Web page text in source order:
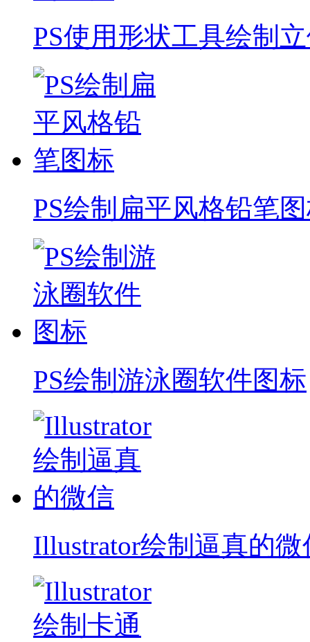
PS使用形状工具绘制
PS绘制扁平风格铅笔
PS绘制游泳圈软件图标
Illustrator绘制逼真的微